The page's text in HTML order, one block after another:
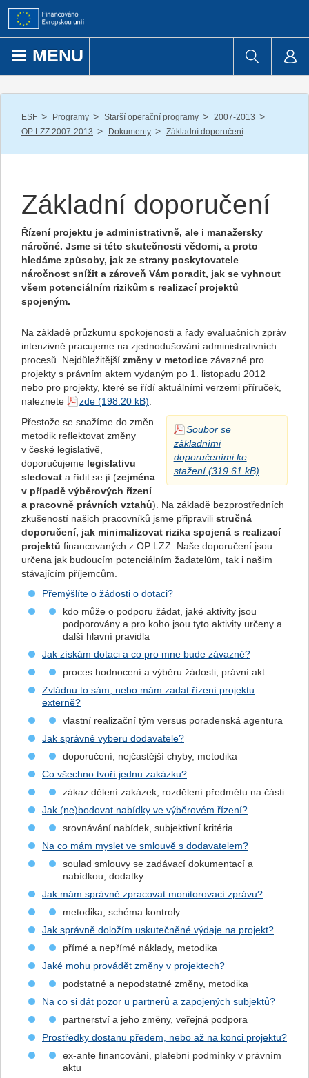
Přejít k obsahu
MENU
ESF / Programy / Starší operační programy / 2007-2013 /
OP LZZ 2007-2013 / Dokumenty / Základní doporučení
Základní doporučení
Řízení projektu je administrativně, ale i manažersky
náročné. Jsme si této skutečnosti vědomi, a proto
hledáme způsoby, jak ze strany poskytovatele
náročnost snížit a zároveň Vám poradit, jak se vyhnout
všem potenciálním rizikům s realizací projektů
spojeným.
Na základě průzkumu spokojenosti a řady evaluačních zpráv
intenzivně pracujeme na zjednodušování administrativních
procesů. Nejdůležitější změny v metodice závazné pro
projekty s právním aktem vydaným po 1. listopadu 2012
nebo pro projekty, které se řídí aktuálními verzemi příruček,
naleznete
zde
Soubor se
základními
doporučeními ke
stažení
Přestože se snažíme do změn
metodik reflektovat změny
v české legislativě,
doporučujeme legislativu
sledovat a řídit se jí (zejména
v případě výběrových řízení
a pracovně právních vztahů). Na základě bezprostředních
zkušeností našich pracovníků jsme připravili stručná
doporučení, jak minimalizovat rizika spojená s realizací
projektů financovaných z OP LZZ. Naše doporučení jsou
určena jak budoucím potenciálním žadatelům, tak i našim
stávajícím příjemcům.
Přemýšlíte o žádosti o dotaci?
kdo může o podporu žádat, jaké aktivity jsou
podporovány a pro koho jsou tyto aktivity určeny a
další hlavní pravidla
Jak získám dotaci a co pro mne bude závazné?
proces hodnocení a výběru žádosti, právní akt
Zvládnu to sám, nebo mám zadat řízení projektu
externě?
vlastní realizační tým versus poradenská agentura
Jak správně vyberu dodavatele?
doporučení, nejčastější chyby, metodika
Co všechno tvoří jednu zakázku?
zákaz dělení zakázek, rozdělení předmětu na části
Jak (ne)bodovat nabídky ve výběrovém řízení?
srovnávání nabídek, subjektivní kritéria
Na co mám myslet ve smlouvě s dodavatelem?
soulad smlouvy se zadávací dokumentací a
nabídkou, dodatky
Jak mám správně zpracovat monitorovací zprávu?
metodika, schéma kontroly
Jak správně doložím uskutečněné výdaje na projekt?
přímé a nepřímé náklady, metodika
Jaké mohu provádět změny v projektech?
podstatné a nepodstatné změny, metodika
Na co si dát pozor u partnerů a zapojených subjektů?
partnerství a jeho změny, veřejná podpora
Prostředky dostanu předem, nebo až na konci projektu?
ex-ante financování, platební podmínky v právním
aktu